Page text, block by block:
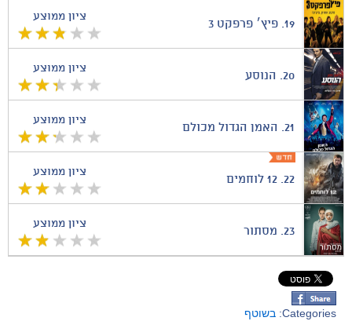
ציון ממוצע
19. פיץ׳ פרפקט 3
ציון ממוצע
20. הנוסע
ציון ממוצע
21. האמן הגדול מכולם
ציון ממוצע
22. 12 לוחמים
ציון ממוצע
23. מסתור
Categories: בשוטף